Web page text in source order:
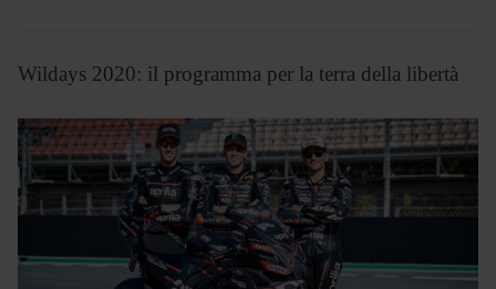
Wildays 2020: il programma per la terra della libertà